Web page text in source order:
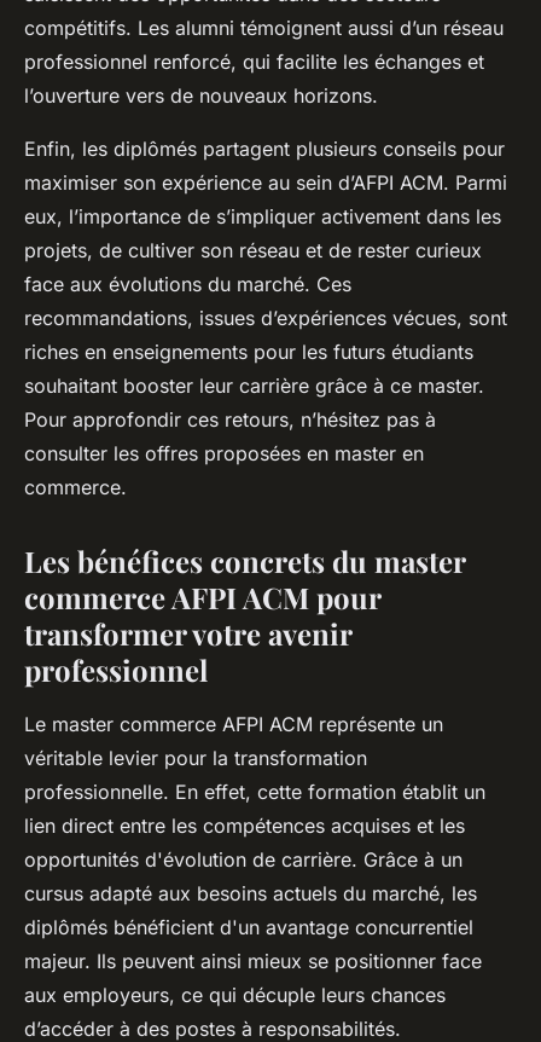
compétitifs. Les alumni témoignent aussi d’un réseau
professionnel renforcé, qui facilite les échanges et
l’ouverture vers de nouveaux horizons.
Enfin, les diplômés partagent plusieurs conseils pour
maximiser son expérience au sein d’AFPI ACM. Parmi
eux, l’importance de s’impliquer activement dans les
projets, de cultiver son réseau et de rester curieux
face aux évolutions du marché. Ces
recommandations, issues d’expériences vécues, sont
riches en enseignements pour les futurs étudiants
souhaitant booster leur carrière grâce à ce master.
Pour approfondir ces retours, n’hésitez pas à
consulter les offres proposées en master en
commerce.
Les bénéfices concrets du master
commerce AFPI ACM pour
transformer votre avenir
professionnel
Le master commerce AFPI ACM représente un
véritable levier pour la transformation
professionnelle. En effet, cette formation établit un
lien direct entre les compétences acquises et les
opportunités d'évolution de carrière. Grâce à un
cursus adapté aux besoins actuels du marché, les
diplômés bénéficient d'un avantage concurrentiel
majeur. Ils peuvent ainsi mieux se positionner face
aux employeurs, ce qui décuple leurs chances
d’accéder à des postes à responsabilités.